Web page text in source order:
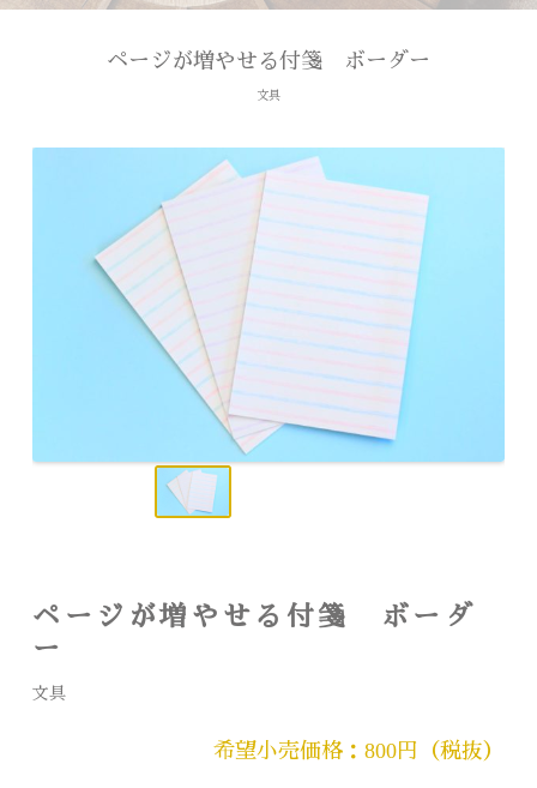
ページが増やせる付箋 ボーダー
文具
ページが増やせる付箋 ボーダ
ー
文具
希望小売価格：800円（税抜）